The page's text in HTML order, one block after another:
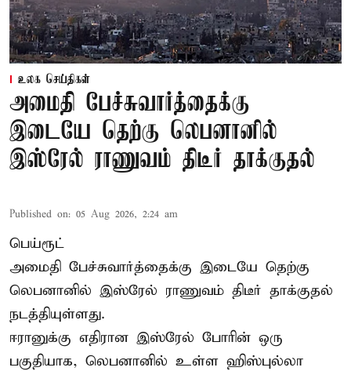
உலக செய்திகள்
அமைதி பேச்சுவார்த்தைக்கு
இடையே தெற்கு லெபனானில்
இஸ்ரேல் ராணுவம் திடீர் தாக்குதல்
Published on: 05 Aug 2026, 2:24 am
பெய்ரூட்
அமைதி பேச்சுவார்த்தைக்கு இடையே தெற்கு
லெபனானில் இஸ்ரேல் ராணுவம் திடீர் தாக்குதல்
நடத்தியுள்ளது.
ஈரானுக்கு எதிரான இஸ்ரேல் போரின் ஒரு
பகுதியாக, லெபனானில் உள்ள ஹிஸ்புல்லா